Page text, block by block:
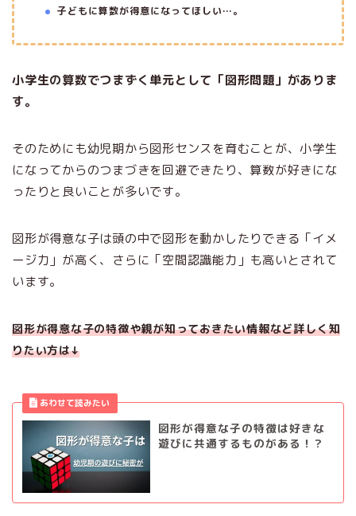
子どもに算数が得意になってほしい…。
小学生の算数でつまずく単元として「図形問題」がありま
す。
そのためにも幼児期から図形センスを育むことが、小学生
になってからのつまづきを回避できたり、算数が好きにな
ったりと良いことが多いです。
図形が得意な子は頭の中で図形を動かしたりできる「イメ
ージ力」が高く、さらに「空間認識能力」も高いとされて
います。
図形が得意な子の特徴や親が知っておきたい情報など詳しく知
りたい方は↓
図形が得意な子の特徴は好きな
遊びに共通するものがある！？